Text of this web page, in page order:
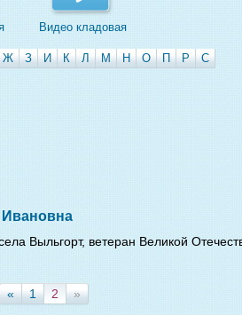
Видео кладовая
Ж З И К Л М Н О П Р
С
Выльгорт, ветеран Великой
« 1 2 »